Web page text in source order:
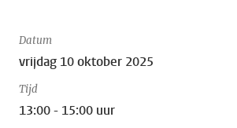
Datum
vrijdag 10 oktober 2025
Tijd
13:00 - 15:00 uur